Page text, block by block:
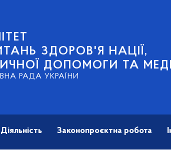
ЗДОРОВ'Я НАЦІЇ,
ДОПОМОГИ ТА
РАДА УКРАЇНИ
Діяльність Законопроєктна робота